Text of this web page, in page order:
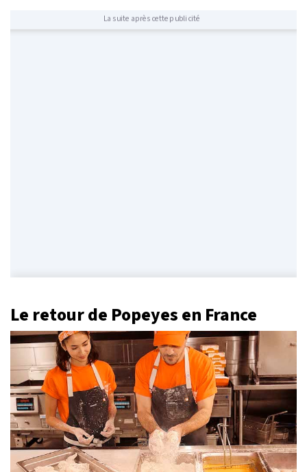
La suite après cette publicité
Le retour de Popeyes en France